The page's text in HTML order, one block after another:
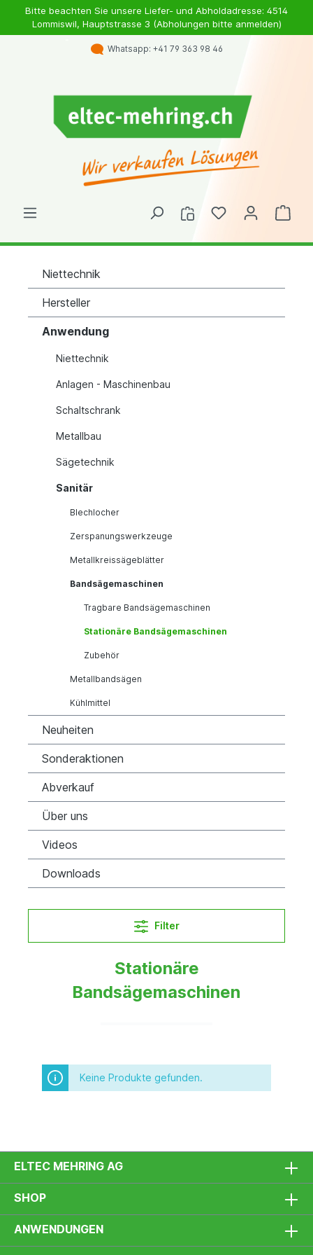
Bitte beachten Sie unsere Liefer- und Abholdadresse: 4514
Lommiswil, Hauptstrasse 3 (Abholungen bitte anmelden)
Whatsapp: +41 79 363 98 46
Niettechnik
Hersteller
Anwendung
Niettechnik
Anlagen - Maschinenbau
Schaltschrank
Metallbau
Sägetechnik
Sanitär
Blechlocher
Zerspanungswerkzeuge
Metallkreissägeblätter
Bandsägemaschinen
Tragbare Bandsägemaschinen
Stationäre Bandsägemaschinen
Zubehör
Metallbandsägen
Kühlmittel
Neuheiten
Sonderaktionen
Abverkauf
Über uns
Videos
Downloads
Filter
Stationäre
Bandsägemaschinen
Keine Produkte gefunden.
ELTEC MEHRING AG
SHOP
ANWENDUNGEN